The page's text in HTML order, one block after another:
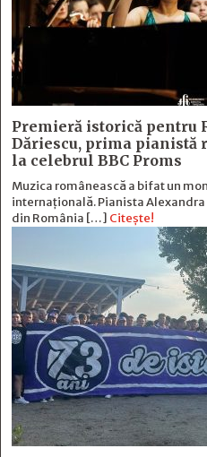
Premieră istorică pentru
Dăriescu, prima pianistă
la celebrul BBC Proms
Muzica românească a bifat un
internațională. Pianista
din România […] Citește!